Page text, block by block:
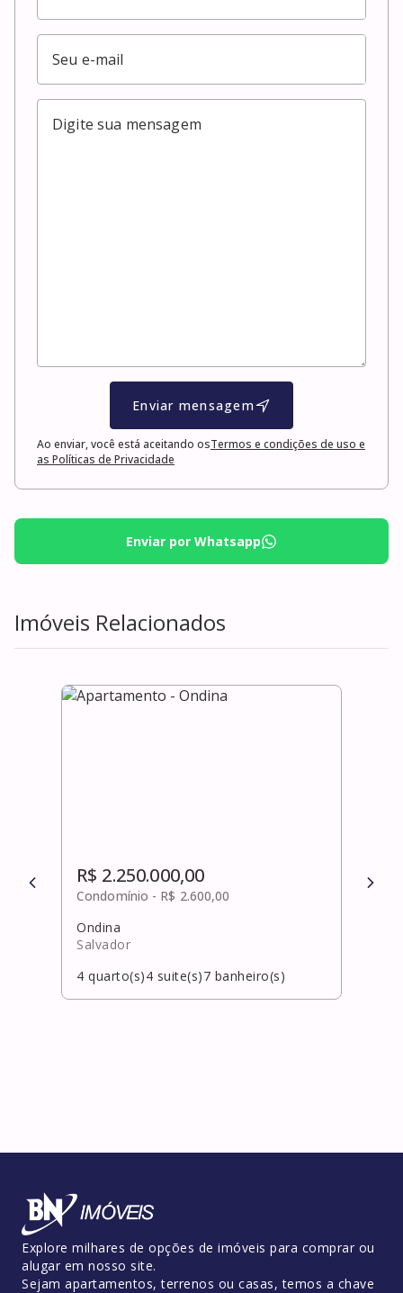
Enviar mensagem
Ao enviar, você está aceitando osTermos e condições de uso e
as Políticas de Privacidade
Enviar por Whatsapp
Imóveis Relacionados
R$ 2.250.000,00
Condomínio - R$ 2.600,00
Ondina
Salvador
4 quarto(s)4 suite(s)7 banheiro(s)
R$
Explore milhares de opções de imóveis para comprar ou
alugar em nosso site.
Sejam apartamentos, terrenos ou casas, temos a chave